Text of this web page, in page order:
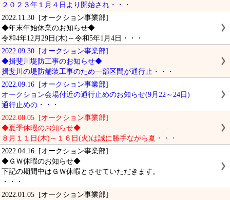
２０２３年１月４日より開始され・・・
2022.11.30 [オークション事業部]
◆年末年始休業のお知らせ◆
令和4年12月29日(木)～令和5年1月4日・・・
2022.09.30 [オークション事業部]
◆揖斐川堤防工事のお知らせ◆
揖斐川の堤防舗装工事のため一部区間が通行止・・・
2022.09.16 [オークション事業部]
オークション会場付近の通行止めのお知らせ(9月22～24日)
通行止めの・・・
2022.08.05 [オークション事業部]
◆夏季休暇のお知らせ◆
８月１１日(木)～１６日(火)は誠に勝手ながら夏・・・
2022.04.16 [オークション事業部]
◆ＧＷ休暇のお知らせ◆
下記の期間中はＧＷ休暇とさせていただきます。
・・・
2022.01.05 [オークション事業部]